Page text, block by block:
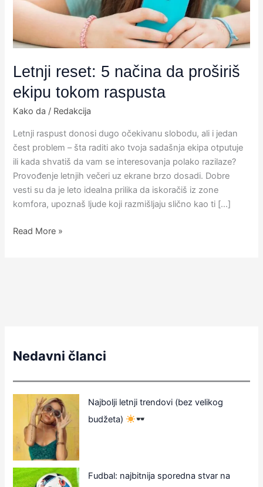
Letnji reset: 5 načina da proširiš
ekipu tokom raspusta
Kako da / Redakcija
Letnji raspust donosi dugo očekivanu slobodu, ali i jedan
čest problem – šta raditi ako tvoja sadašnja ekipa otputuje
ili kada shvatiš da vam se interesovanja polako razilaze?
Provođenje letnjih večeri uz ekrane brzo dosadi. Dobre
vesti su da je leto idealna prilika da iskoračiš iz zone
komfora, upoznaš ljude koji razmišljaju slično kao ti […]
ekipu
tokom
Read More »
Nedavni članci
Najbolji letnji trendovi (bez velikog
budžeta)
Fudbal: najbitnija sporedna stvar na